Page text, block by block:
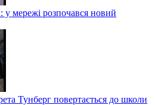
мережі розпочався новий
Тунберг повертається до школи